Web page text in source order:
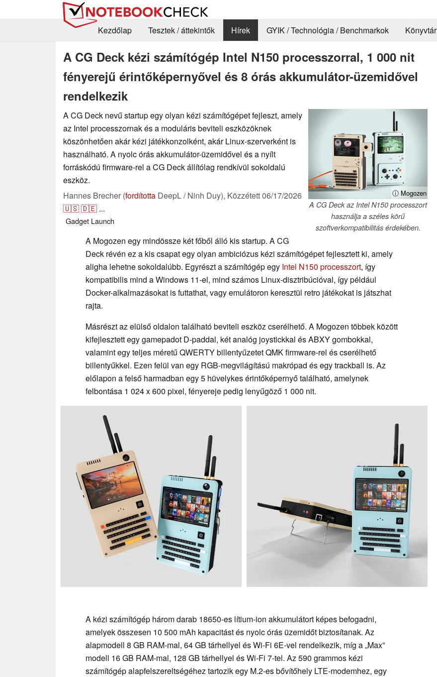
Kezdőlap
Tesztek / áttekintők Hírek GYIK / Technológia / Benchmarkok Könyvtár
A CG Deck kézi számítógép Intel N150 processzorral, 1 000 nit
fényerejű érintőképernyővel és 8 órás akkumulátor-üzemidővel
rendelkezik
ⓘ Mogozen
A CG Deck az Intel N150 processzort
használja a széles körű
szoftverkompatibilitás érdekében.
A CG Deck nevű startup egy olyan kézi számítógépet fejleszt, amely
az Intel processzornak és a moduláris beviteli eszközöknek
köszönhetően akár kézi játékkonzolként, akár Linux-szerverként is
használható. A nyolc órás akkumulátor-üzemidővel és a nyílt
forráskódú firmware-rel a CG Deck állítólag rendkívül sokoldalú
eszköz.
Hannes Brecher (fordította DeepL / Ninh Duy), Közzétett06/17/2026
🇺🇸🇩🇪 ...
Gadget Launch
A Mogozen egy mindössze két főből álló kis startup. A CG
Deck révén ez a kis csapat egy olyan ambiciózus kézi számítógépet fejlesztett ki, amely
aligha lehetne sokoldalúbb. Egyrészt a számítógép egy Intel N150 processzort, így
kompatibilis mind a Windows 11-el, mind számos Linux-disztribúcióval, így például
Docker-alkalmazásokat is futtathat, vagy emulátoron keresztül retro játékokat is játszhat
rajta.
Másrészt az elülső oldalon található beviteli eszköz cserélhető. A Mogozen többek között
kifejlesztett egy gamepadot D-paddal, két analóg joystickkal és ABXY gombokkal,
valamint egy teljes méretű QWERTY billentyűzetet QMK firmware-rel és cserélhető
billentyűkkel. Ezen felül van egy RGB-megvilágítású makrópad és egy trackball is. Az
előlapon a felső harmadban egy 5 hüvelykes érintőképernyő található, amelynek
felbontása 1 024 x 600 pixel, fényereje pedig lenyűgöző 1 000 nit.
A kézi számítógép három darab 18650-es lítium-ion akkumulátort képes befogadni,
amelyek összesen 10 500 mAh kapacitást és nyolc órás üzemidőt biztosítanak. Az
alapmodell 8 GB RAM-mal, 64 GB tárhellyel és Wi-Fi 6E-vel rendelkezik, míg a „Max”
modell 16 GB RAM-mal, 128 GB tárhellyel és Wi-Fi 7-tel. Az 590 grammos kézi
számítógép alapfelszereltségéhez tartozik egy M.2-es bővítőhely LTE-modemhez, egy